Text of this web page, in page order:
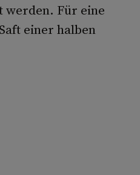
werden. Für eine
einer halben